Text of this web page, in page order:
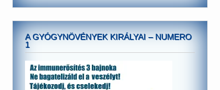
A GYÓGYNÖVÉNYEK KIRÁLYAI – NUMERO
1